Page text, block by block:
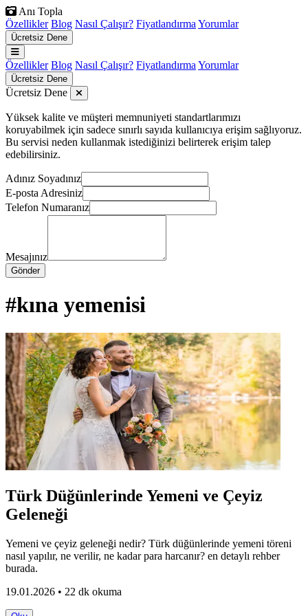
Anı Topla
Özellikler Blog Nasıl Çalışır? Fiyatlandırma Yorumlar
Ücretsiz Dene
Özellikler Blog Nasıl Çalışır? Fiyatlandırma Yorumlar
Ücretsiz Dene
Ücretsiz Dene
Yüksek kalite ve müşteri memnuniyeti standartlarımızı
koruyabilmek için sadece sınırlı sayıda kullanıcıya erişim sağlıyoruz.
Bu servisi neden kullanmak istediğinizi belirterek erişim talep
edebilirsiniz.
Adınız Soyadınız
E-posta Adresiniz
Telefon Numaranız
Mesajınız
Gönder
#kına yemenisi
Türk Düğünlerinde Yemeni ve Çeyiz
Geleneği
Yemeni ve çeyiz geleneği nedir? Türk düğünlerinde yemeni töreni
nasıl yapılır, ne verilir, ne kadar para harcanır? en detaylı rehber
burada.
19.01.2026 • 22 dk okuma